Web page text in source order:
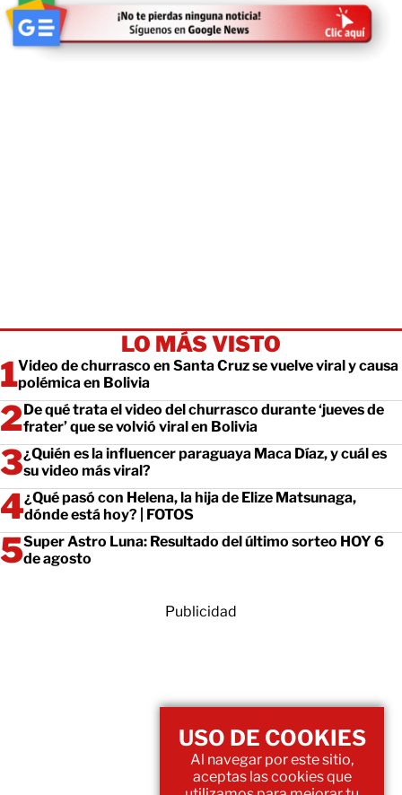
LO MÁS VISTO
Video de churrasco en Santa Cruz se vuelve viral y causa
polémica en Bolivia
De qué trata el video del churrasco durante ‘jueves de
frater’ que se volvió viral en Bolivia
¿Quién es la influencer paraguaya Maca Díaz, y cuál es
su video más viral?
¿Qué pasó con Helena, la hija de Elize Matsunaga,
dónde está hoy? | FOTOS
Super Astro Luna: Resultado del último sorteo HOY 6
de agosto
Publicidad
USO DE COOKIES
Al navegar por este sitio,
aceptas las cookies que